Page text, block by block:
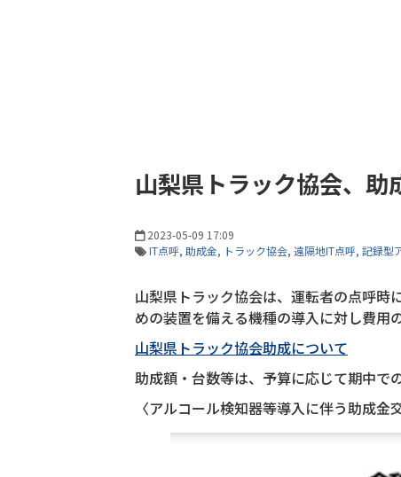
山梨県トラック協会、助
2023-05-09 17:09
IT点呼 助成金 トラック協会 遠隔地IT点呼 記録型
山梨県トラック協会は、運転者の点呼時
めの装置を備える機種の導入に対し費用
山梨県トラック協会助成について
助成額・台数等は、予算に応じて期中で
〈アルコール検知器等導入に伴う助成金